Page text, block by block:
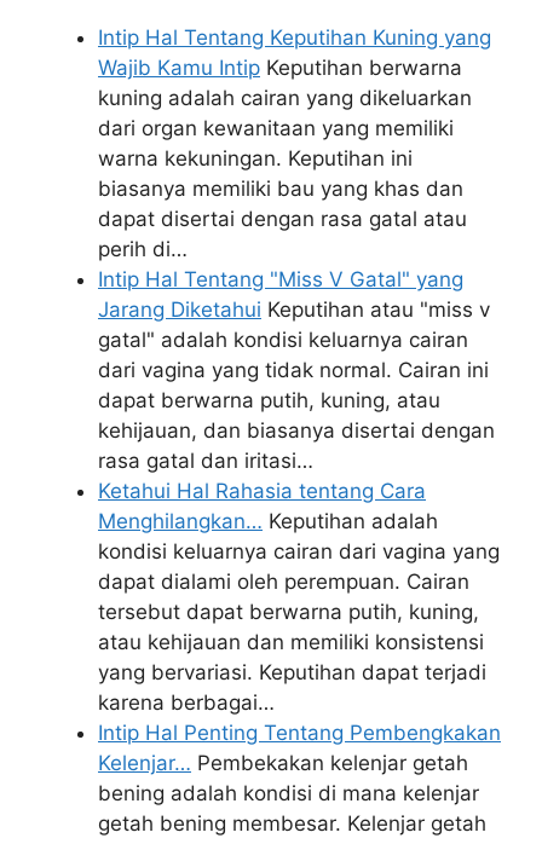
Intip Hal Tentang Keputihan Kuning yang
Wajib Kamu Intip Keputihan berwarna
kuning adalah cairan yang dikeluarkan
dari organ kewanitaan yang memiliki
warna kekuningan. Keputihan ini
biasanya memiliki bau yang khas dan
dapat disertai dengan rasa gatal atau
perih di…
Intip Hal Tentang "Miss V Gatal" yang
Jarang Diketahui Keputihan atau "miss v
gatal" adalah kondisi keluarnya cairan
dari vagina yang tidak normal. Cairan ini
dapat berwarna putih, kuning, atau
kehijauan, dan biasanya disertai dengan
rasa gatal dan iritasi…
Ketahui Hal Rahasia tentang Cara
Menghilangkan… Keputihan adalah
kondisi keluarnya cairan dari vagina yang
dapat dialami oleh perempuan. Cairan
tersebut dapat berwarna putih, kuning,
atau kehijauan dan memiliki konsistensi
yang bervariasi. Keputihan dapat terjadi
karena berbagai…
Intip Hal Penting Tentang Pembengkakan
Kelenjar… Pembekakan kelenjar getah
bening adalah kondisi di mana kelenjar
getah bening membesar. Kelenjar getah